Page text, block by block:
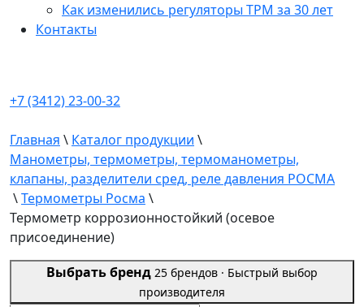
Как изменились регуляторы ТРМ за 30 лет
Контакты
+7 (3412) 23-00-32
Главная \ Каталог продукции \
Манометры, термометры, термоманометры,
клапаны, разделители сред, реле давления РОСМА
\Термометры Росма \
Термометр коррозионностойкий (осевое
присоединение)
Выбрать бренд 25 брендов · Быстрый выбор
производителя